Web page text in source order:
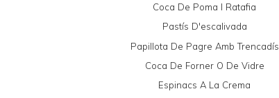
Coca De Poma I Ratafia
Pastís D'escalivada
Papillota De Pagre Amb Trencadís
Coca De Forner O De Vidre
Espinacs A La Crema